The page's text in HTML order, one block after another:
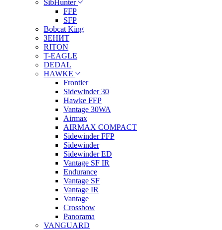
SibHunter
FFP
SFP
Bobcat King
ЗЕНИТ
RITON
T-EAGLE
DEDAL
HAWKE
Frontier
Sidewinder 30
Hawke FFP
Vantage 30WA
Airmax
AIRMAX COMPACT
Sidewinder FFP
Sidewinder
Sidewinder ED
Vantage SF IR
Endurance
Vantage SF
Vantage IR
Vantage
Crossbow
Panorama
VANGUARD